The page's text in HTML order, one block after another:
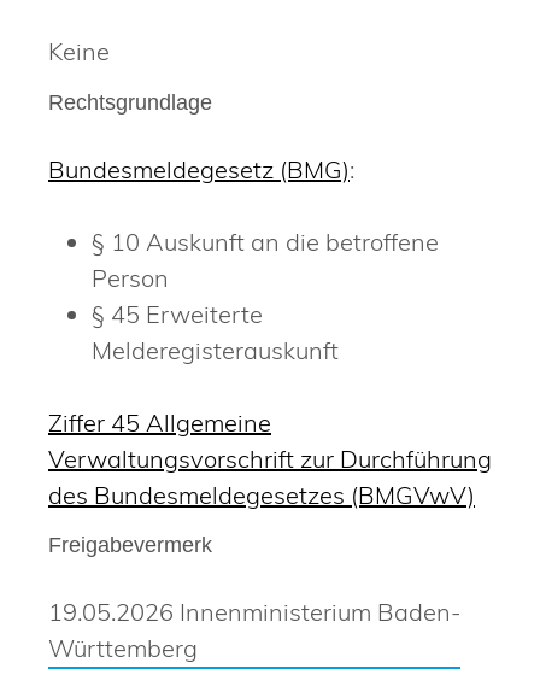
Keine
Rechtsgrundlage
Bundesmeldegesetz (BMG):
§ 10 Auskunft an die betroffene
Person
§ 45 Erweiterte
Melderegisterauskunft
Ziffer 45 Allgemeine
Verwaltungsvorschrift zur Durchführung
des Bundesmeldegesetzes (BMGVwV)
Freigabevermerk
19.05.2026 Innenministerium Baden-
Württemberg